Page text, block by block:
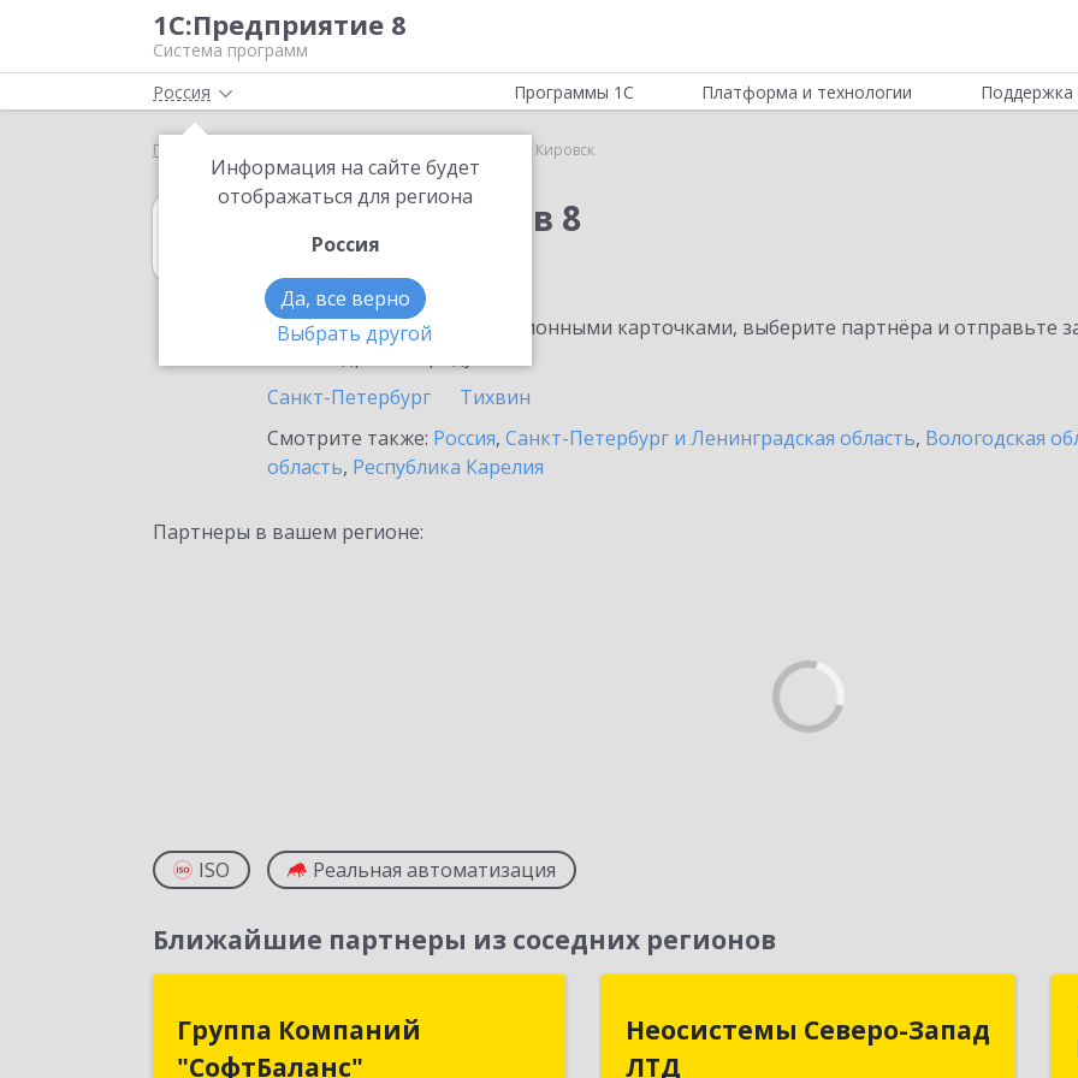
1С:Предприятие 8
Система программ
Россия
Информация на сайте будет
отображаться для региона
Россия
Да, все верно
Выбрать другой
Программы 1С Платформа и технологии Поддержка
Главная Кировск
1С:Свод отчетов 8
в Кировске
Ознакомьтесь с информационными карточками, выберите партнёра и отправьте
Санкт-Петербург
Тихвин
Смотрите также: Россия, Санкт-Петербург и Ленинградская область, Вологодская
область, Республика Карелия
Партнеры в вашем регионе:
ISO Реальная автоматизация
Ближайшие партнеры из соседних регионов
Группа Компаний
"СофтБаланс"
Группа Компаний
"СофтБаланс"
Неосистемы Северо-Запад
ЛТД
ЛТД